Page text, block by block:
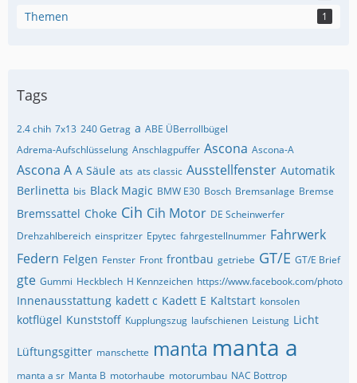
Themen 1
Tags
2.4 chih 7x13 240 Getrag a ABE ÜBerrollbügel
Adrema-Aufschlüsselung Anschlagpuffer Ascona Ascona-A
Ascona A A Säule ats ats classic Ausstellfenster Automatik
Berlinetta bis Black Magic BMW E30 Bosch Bremsanlage Bremse
Bremssattel Choke Cih Cih Motor DE Scheinwerfer
Drehzahlbereich einspritzer Epytec fahrgestellnummer Fahrwerk
Federn Felgen Fenster Front frontbau getriebe GT/E GT/E Brief
gte Gummi Heckblech H Kennzeichen https://www.facebook.com/photo
Innenausstattung kadett c Kadett E Kaltstart konsolen
kotflügel Kunststoff Kupplungszug laufschienen Leistung Licht
Lüftungsgitter manschette manta manta a
manta a sr Manta B motorhaube motorumbau NAC Bottrop